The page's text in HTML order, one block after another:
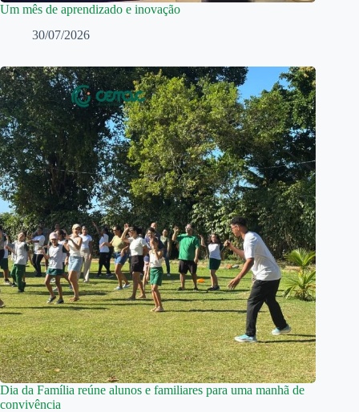
Um mês de aprendizado e inovação
30/07/2026
Dia da Família reúne alunos e familiares para uma manhã de
convivência